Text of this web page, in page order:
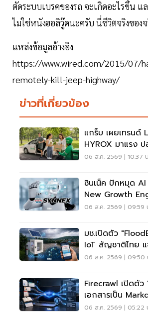
ตัดระบบเบรคของรถ จะเกิดอะไรขึ้น แ
ไม่ใช่หนังฮอลิวู๊ดนะครับ นี่ชีวิตจริงของจ
แหล่งข้อมูลอ้างอิง
https://www.wired.com/2015/07/
remotely-kill-jeep-highway/
ข่าวที่เกี่ยวข้อง
แกร็บ เผยเทรนด์
HYROX มาแรง
รถไปสวนโต 5 เท่า
06 ส.ค. 2569 | 10:37
ซินเน็ค ปักหมุด
New Growth
ได้ประจำ
06 ส.ค. 2569 | 09:59
มช.เปิดตัว
IoT สัญชาติไทย
เรียลไทม์
06 ส.ค. 2569 | 09:50
Firecrawl เปิดตั
เอกสารเป็น
มิลลิวินาที
06 ส.ค. 2569 | 05:22